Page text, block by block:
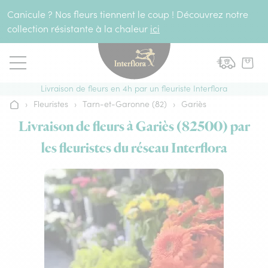
Canicule ? Nos fleurs tiennent le coup ! Découvrez notre
collection résistante à la chaleur ici
Livraison de fleurs en 4h par un fleuriste Interflora
Accueil
› Fleuristes › Tarn-et-Garonne (82) › Gariès
Livraison de fleurs à Gariès (82500) par
les fleuristes du réseau Interflora